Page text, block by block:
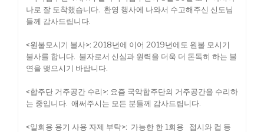
나로 잘 도착했습니다. 환영 행사에 나와서 수고해주신 신도님
들께 감사드립니다.
<원불모시기 불사>: 2018년에 이어 2019년에도 원불 모시기
불사를 합니다. 불자로서 신심과 원력을 더욱 더 돈독히 하는 불
연을 맺으시기 바랍니다.
<합주단 거주공간 수리>: 요즘 국악합주단의 거주공간을 수리하
는 중입니다. 애써주시는 모든 분들께 감사드립니다.
<일회용 용기 사용 자제 부탁>: 가능한 한 1회용 접시와 컵 등